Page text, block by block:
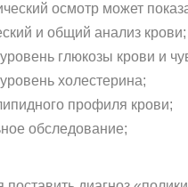
осмотр может
и общий анализ крови;
глюкозы крови и
холестерина;
профиля крови;
обследование;